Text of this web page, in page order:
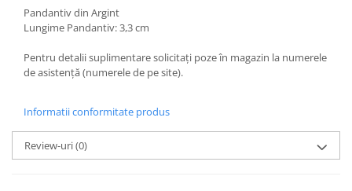
Pandantiv din Argint
Lungime Pandantiv: 3,3 cm
Pentru detalii suplimentare solicitați poze în magazin la numerele
de asistență (numerele de pe site).
Informatii conformitate produs
Review-uri(0)